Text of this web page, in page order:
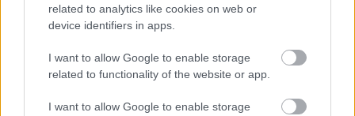
related to analytics like cookies on web or
device identifiers in apps.
I want to allow Google to enable storage
related to functionality of the website or app.
I want to allow Google to enable storage
περιοχή της Παλλικής, νότια του Ληξουρίου στην Κεφαλονιά. Ονομάστηκε
έτσι από το γράμμα...